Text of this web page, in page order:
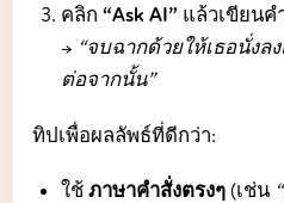
คลิก “Ask AI” แล้วเขียนค
→ “จบฉากด้วยให้เธอนั่ง
ต่อจากนั้น”
ทิปเพื่อผลลัพธ์ที่ดีกว่า:
ใช้ ภาษาคำสั่งตรงๆ(เช่น